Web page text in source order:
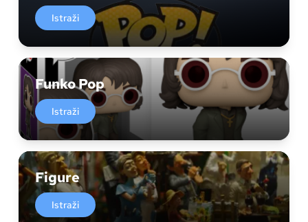
Istraži
Funko Pop
Istraži
Figure
Istraži